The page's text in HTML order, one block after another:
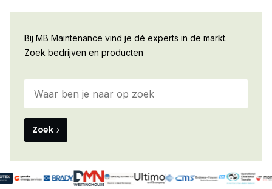
Bij MB Maintenance vind je dé experts in de markt.
Zoek bedrijven en producten
Zoek